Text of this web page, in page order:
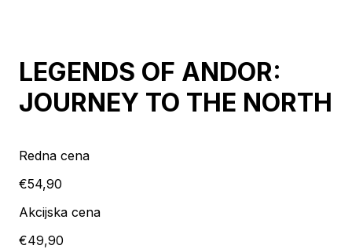
LEGENDS OF ANDOR:
JOURNEY TO THE NORTH
Redna cena
€54,90
Akcijska cena
€49,90